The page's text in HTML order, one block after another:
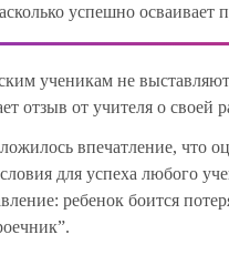
успешно осваивает
ученикам не
отзыв от учителя о своей
впечатление, что
для успеха любого
ребенок боится